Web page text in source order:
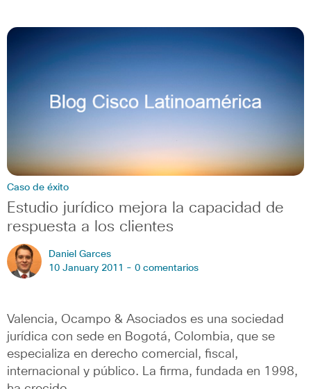
Caso de éxito
Estudio jurídico mejora la capacidad de
respuesta a los clientes
Daniel Garces
10 January 2011 - 0 comentarios
Valencia, Ocampo & Asociados es una sociedad
jurídica con sede en Bogotá, Colombia, que se
especializa en derecho comercial, fiscal,
internacional y público. La firma, fundada en 1998,